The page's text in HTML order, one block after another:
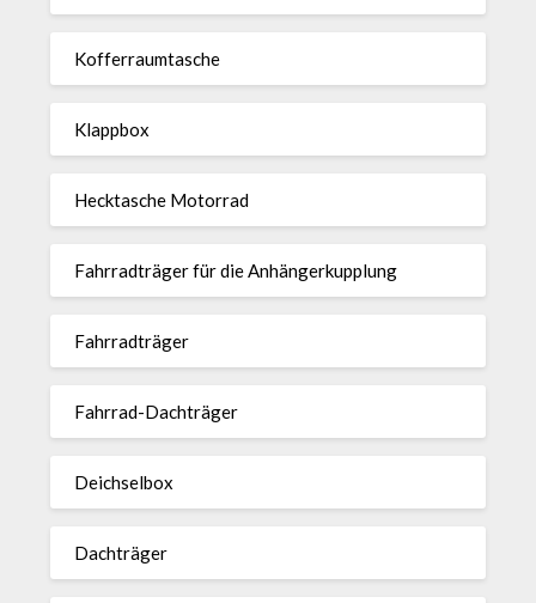
Kof­fer­raum­ta­sche
Klappbox
Heck­ta­sche Motorrad
Fahr­rad­träger für die Anhän­ger­kup­p­lung
Fahr­rad­träger
Fahrrad-Dach­träger
Deich­selbox
Dach­träger